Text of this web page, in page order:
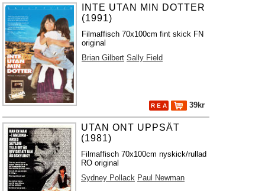
INTE UTAN MIN DOTTER
(1991)
Filmaffisch 70x100cm fint skick FN
original
Brian Gilbert Sally Field
R E A 39kr
UTAN ONT UPPSÅT
(1981)
Filmaffisch 70x100cm nyskick/rullad
RO original
Sydney Pollack Paul Newman